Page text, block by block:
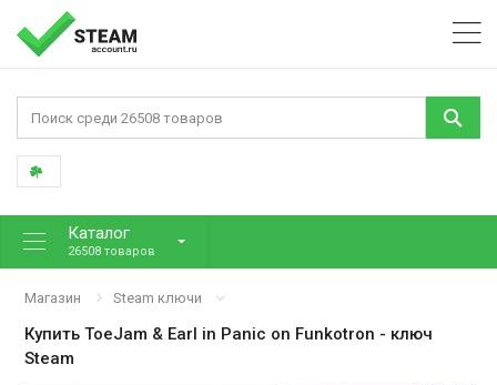
Каталог
26508 товаров
Магазин Steam ключи
КупитьToeJam & Earl in Panic on Funkotron - ключ
Steam